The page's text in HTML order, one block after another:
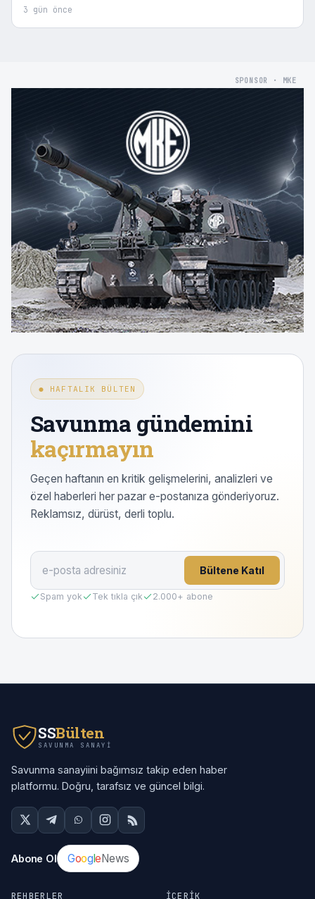
3 gün önce
SPONSOR · MKE
● HAFTALIK BÜLTEN
Savunma gündemini
kaçırmayın
Geçen haftanın en kritik gelişmelerini, analizleri ve
özel haberleri her pazar e-postanıza gönderiyoruz.
Reklamsız, dürüst, derli toplu.
Bültene Katıl
Spam yok Tek tıkla çık 2.000+ abone
SSBülten
SAVUNMA SANAYI
Savunma sanayiini bağımsız takip eden haber
platformu. Doğru, tarafsız ve güncel bilgi.
Abone Ol GoogleNews
REHBERLER İÇERIK